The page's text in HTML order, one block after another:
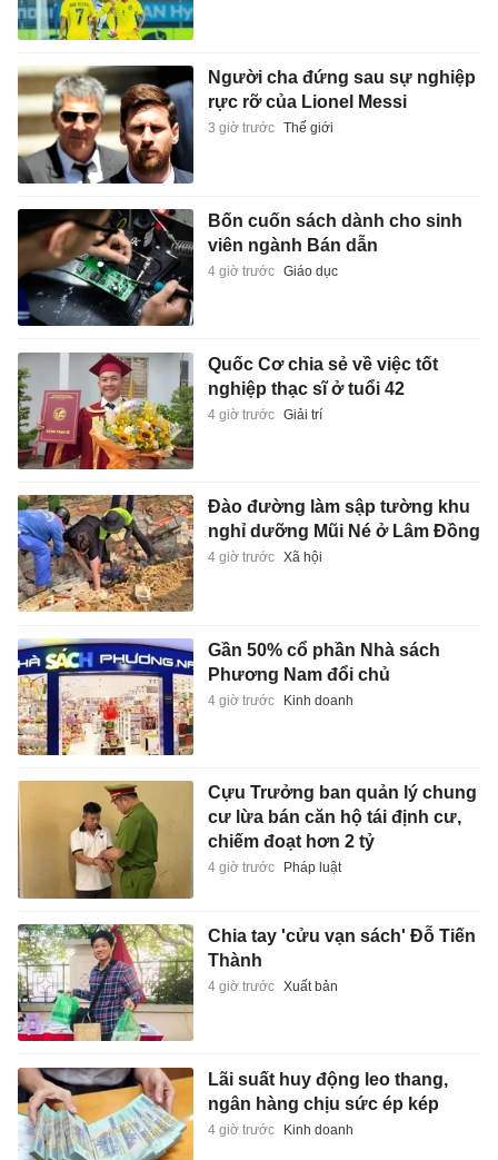
Người cha đứng sau sự nghiệp
rực rỡ của Lionel Messi
3 giờ trước Thế giới
Bốn cuốn sách dành cho sinh
viên ngành Bán dẫn
4 giờ trước Giáo dục
Quốc Cơ chia sẻ về việc tốt
nghiệp thạc sĩ ở tuổi 42
4 giờ trước Giải trí
Đào đường làm sập tường khu
nghỉ dưỡng Mũi Né ở Lâm Đồng
4 giờ trước Xã hội
Gần 50% cổ phần Nhà sách
Phương Nam đổi chủ
4 giờ trước Kinh doanh
Cựu Trưởng ban quản lý chung
cư lừa bán căn hộ tái định cư,
chiếm đoạt hơn 2 tỷ
4 giờ trước Pháp luật
Chia tay 'cửu vạn sách' Đỗ Tiến
Thành
4 giờ trước Xuất bản
Lãi suất huy động leo thang,
ngân hàng chịu sức ép kép
4 giờ trước Kinh doanh